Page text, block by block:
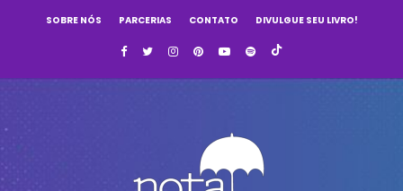
SOBRE NÓS PARCERIAS CONTATO DIVULGUE SEU LIVRO!